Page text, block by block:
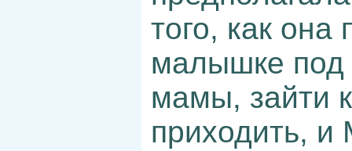
того, как
малышке под
мамы, зайти
приходить, и